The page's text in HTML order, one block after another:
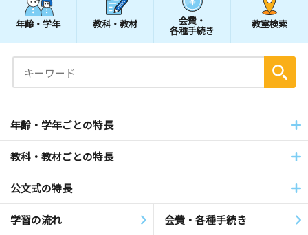
年齢・学年 教科・教材 会費・
各種手続き
教室検索
年齢・学年ごとの特長
教科・教材ごとの特長
公文式の特長
学習の流れ 会費・各種手続き